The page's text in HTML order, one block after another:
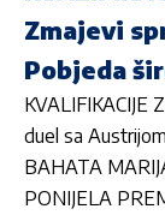
Zmajevi
Pobjeda
KVALIFIKACIJE
duel sa
BAHATA
PONIJELA